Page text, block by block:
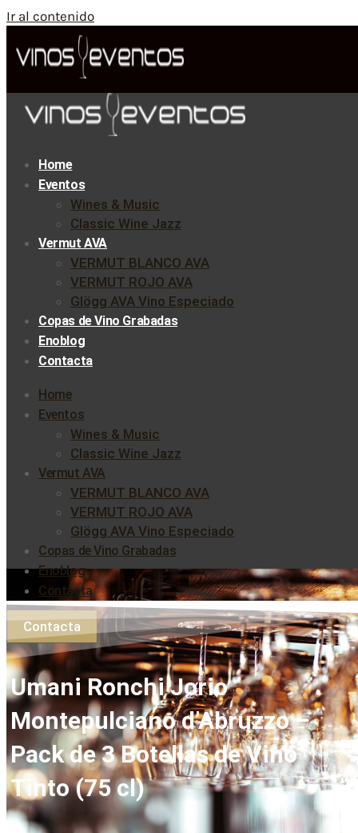
Ir al contenido
Home
Eventos
Wines & Music
Classic Wine Jazz
Vermut AVA
VERMUT BLANCO AVA
VERMUT ROJO AVA
Glögg AVA Vino Especiado
Copas de Vino Grabadas
Enoblog
Contacta
Home
Eventos
Wines & Music
Classic Wine Jazz
Vermut AVA
VERMUT BLANCO AVA
VERMUT ROJO AVA
Glögg AVA Vino Especiado
Copas de Vino Grabadas
Enoblog
Contacta
Contacta
Umani Ronchi Jorio
Montepulciano d’Abruzzo –
Pack de 3 Botellas de Vino
Tinto (75 cl)